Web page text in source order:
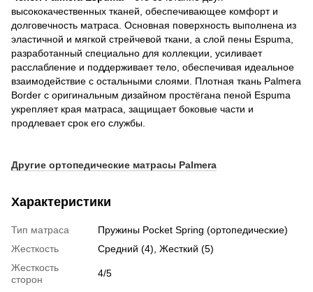
высококачественных тканей, обеспечивающее комфорт и
долговечность матраса. Основная поверхность выполнена из
эластичной и мягкой стрейчевой ткани, а слой пены Espuma,
разработанный специально для коллекции, усиливает
расслабление и поддерживает тело, обеспечивая идеальное
взаимодействие с остальными слоями. Плотная ткань Palmera
Border с оригинальным дизайном простёгана пеной Espuma
укрепляет края матраса, защищает боковые части и
продлевает срок его службы.
Другие ортопедические матрасы Palmera
Характеристики
Тип матраса
Пружины Pocket Spring (ортопедические)
Жесткость
Средний (4), Жесткий (5)
Жесткость
сторон
4/5